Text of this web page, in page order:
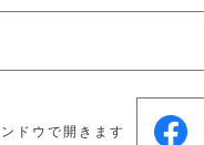
ドウで開きます